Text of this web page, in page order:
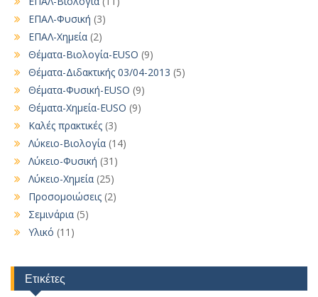
ΕΠΑΛ-Φυσική (3)
ΕΠΑΛ-Χημεία (2)
Θέματα-Βιολογία-EUSO (9)
Θέματα-Διδακτικής 03/04-2013 (5)
Θέματα-Φυσική-EUSO (9)
Θέματα-Χημεία-EUSO (9)
Καλές πρακτικές (3)
Λύκειο-Βιολογία (14)
Λύκειο-Φυσική (31)
Λύκειο-Χημεία (25)
Προσομοιώσεις (2)
Σεμινάρια (5)
Υλικό (11)
Ετικέτες